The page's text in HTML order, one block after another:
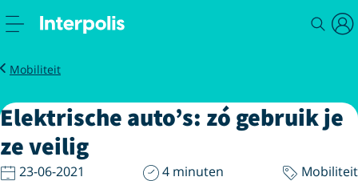
Magazine
Mobiliteit
Elektrische auto’s: zó gebruik je ze veilig
Elektrische auto’s: zó gebruik je
ze veilig
23-06-2021 4 minuten
Mobiliteit